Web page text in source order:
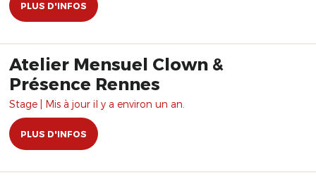
PLUS D'INFOS
Atelier Mensuel Clown &
Présence Rennes
Stage | Mis à jour il y a environ un an.
PLUS D'INFOS